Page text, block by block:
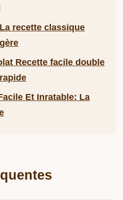
recette classique
Recette facile double
Et Inratable: La